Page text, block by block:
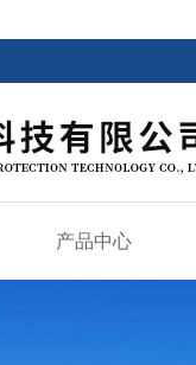
产品中心